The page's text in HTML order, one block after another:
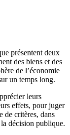
présentent deux
des biens et des
de l’économie
un temps long.
leurs
effets, pour juger
de critères, dans
décision publique.